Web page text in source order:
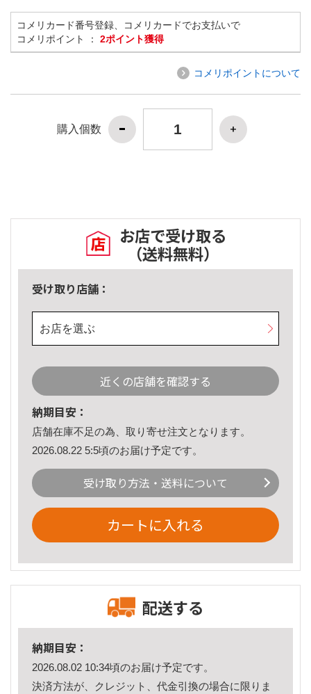
コメリカード番号登録、コメリカードでお支払いで
コメリポイント ： 2ポイント獲得
コメリポイントについて
購入個数
お店で受け取る
（送料無料）
受け取り店舗：
お店を選ぶ
近くの店舗を確認する
納期目安：
店舗在庫不足の為、取り寄せ注文となります。
2026.08.22 5:5頃のお届け予定です。
受け取り方法・送料について
カートに入れる
配送する
納期目安：
2026.08.02 10:34頃のお届け予定です。
決済方法が、クレジット、代金引換の場合に限りま